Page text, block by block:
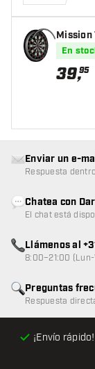
Mission
En
39,95
¡Envío
Preguntas
Respuesta
Enviar un e-
Respuesta
Chatea con
El chat está
Llámenos al
8:00–21:00